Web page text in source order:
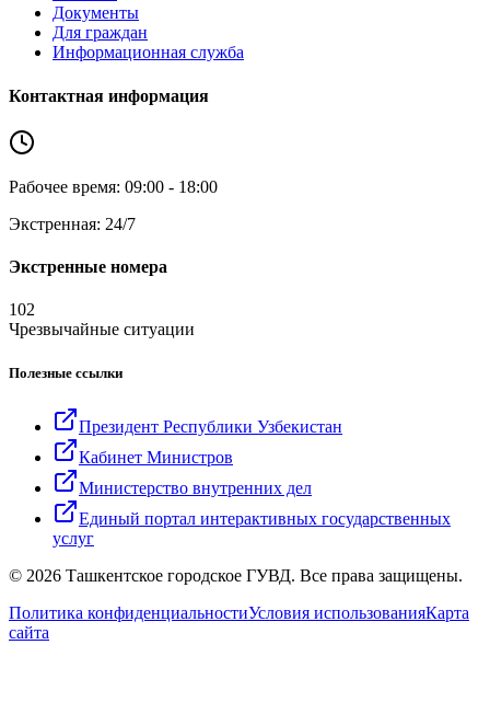
Документы
Для граждан
Информационная служба
Контактная информация
Рабочее время: 09:00 - 18:00
Экстренная: 24/7
Экстренные номера
102
Чрезвычайные ситуации
Полезные ссылки
Президент Республики Узбекистан
Кабинет Министров
Министерство внутренних дел
Единый портал интерактивных государственных
услуг
© 2026 Ташкентское городское ГУВД. Все права защищены.
Политика конфиденциальностиУсловия использованияКарта
сайта